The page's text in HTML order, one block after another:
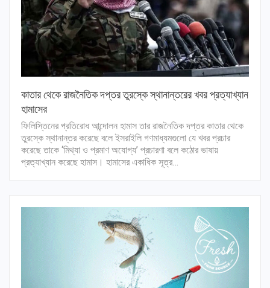
কাতার থেকে রাজনৈতিক দপ্তর তুরস্কে স্থানান্তরের খবর প্রত্যাখ্যান
হামাসের
ফিলিস্তিনের প্রতিরোধ আন্দোলন হামাস তার রাজনৈতিক দপ্তর কাতার থেকে
তুরস্কে স্থানান্তর করেছে বলে ইসরাইলি গণমাধ্যমগুলো যে খবর প্রচার
করেছে তাকে ‘মিথ্যা ও প্রমাণ অযোগ্য’ প্রচারণা বলে কঠোর ভাষায়
প্রত্যাখ্যান করেছে হামাস। হামাসের একাধিক সূত্র…